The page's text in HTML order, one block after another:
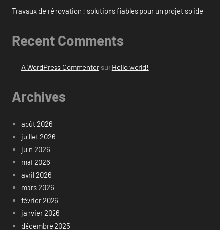
Travaux de rénovation : solutions fiables pour un projet solide
Recent Comments
A WordPress Commentersur Hello world!
Archives
août 2026
juillet 2026
juin 2026
mai 2026
avril 2026
mars 2026
février 2026
janvier 2026
décembre 2025